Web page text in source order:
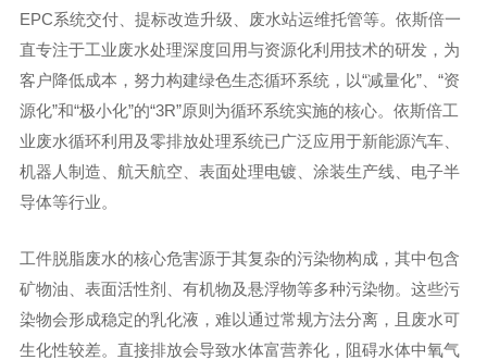
EPC系统交付、提标改造升级、废水站运维托管等。依斯倍一
直专注于工业废水处理深度回用与资源化利用技术的研发，为
客户降低成本，努力构建绿色生态循环系统，以“减量化”、“资
源化”和“极小化”的“3R”原则为循环系统实施的核心。依斯倍工
业废水循环利用及零排放处理系统已广泛应用于新能源汽车、
机器人制造、航天航空、表面处理电镀、涂装生产线、电子半
导体等行业。
工件脱脂废水的核心危害源于其复杂的污染物构成，其中包含
矿物油、表面活性剂、有机物及悬浮物等多种污染物。这些污
染物会形成稳定的乳化液，难以通过常规方法分离，且废水可
生化性较差。直接排放会导致水体富营养化，阻碍水体中氧气